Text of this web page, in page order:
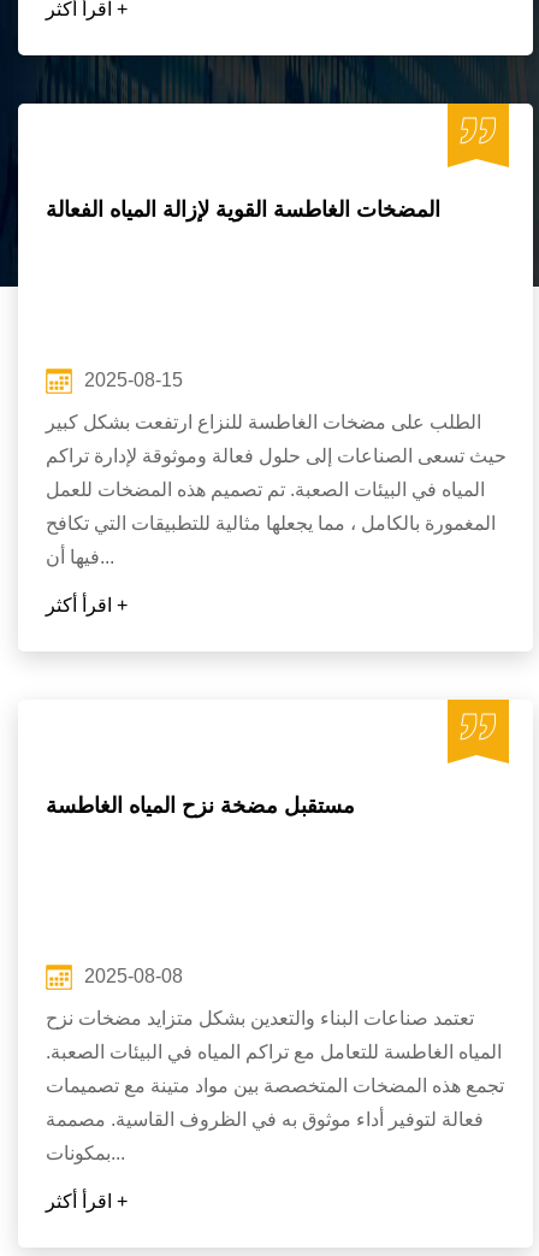
اقرأ أكثر +
المضخات الغاطسة القوية لإزالة المياه الفعالة
2025-08-15
الطلب على مضخات الغاطسة للنزاع ارتفعت بشكل كبير
حيث تسعى الصناعات إلى حلول فعالة وموثوقة لإدارة تراكم
المياه في البيئات الصعبة. تم تصميم هذه المضخات للعمل
المغمورة بالكامل ، مما يجعلها مثالية للتطبيقات التي تكافح
فيها أن...
اقرأ أكثر +
مستقبل مضخة نزح المياه الغاطسة
2025-08-08
تعتمد صناعات البناء والتعدين بشكل متزايد مضخات نزح
المياه الغاطسة للتعامل مع تراكم المياه في البيئات الصعبة.
تجمع هذه المضخات المتخصصة بين مواد متينة مع تصميمات
فعالة لتوفير أداء موثوق به في الظروف القاسية. مصممة
بمكونات...
اقرأ أكثر +